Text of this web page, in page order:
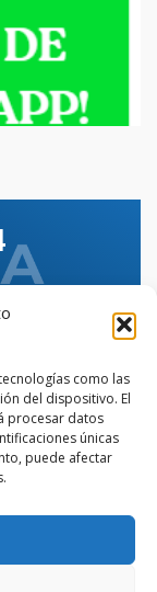
como las
del dispositivo. El
procesar datos
únicas
puede afectar